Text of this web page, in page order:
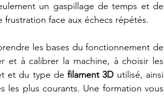
un gaspillage de temps et de
face aux échecs répétés.
les bases du fonctionnement de
et à calibrer la machine, à choisir les
et du type de filament 3D utilisé, ainsi
les plus courants. Une formation vous